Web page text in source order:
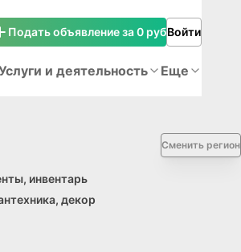
Подать объявление за 0 рубВойти
и деятельность Еще
Сменить регион
инвентарь
декор